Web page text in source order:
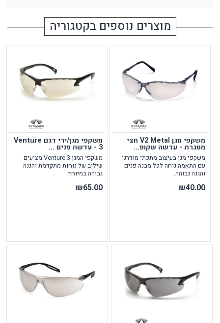
מוצרים נוספים בקטגוריה
משקפי מגן V2 Metal חצי
מסגרת - עדשה שקופ...
משקפי מגן בעיצוב מתכתי מודרני
עם התאמה נוחה לכל מבנה פנים
והגנה גבוהה.
₪40.00
משקפי מגן/ירי דגם Venture
3 - עדשה פנים ...
משקפי המגן Venture 3 מציעים
שילוב של נוחות מתקדמת והגנה
גבוהה במיוחד.
₪65.00